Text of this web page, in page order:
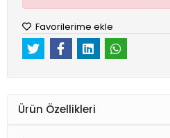
Favorilerime ekle
Ürün Özellikleri